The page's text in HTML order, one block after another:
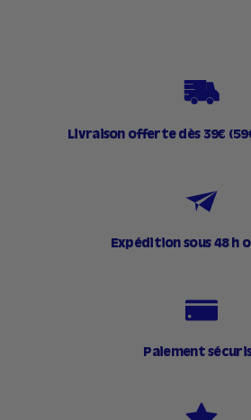
Livraison offerte dès 39€
Expédition sous 48 h
Paiement